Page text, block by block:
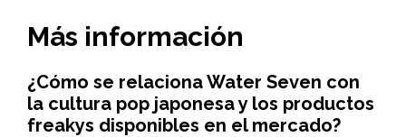
Más información
¿Cómo se relaciona Water Seven con
la cultura pop japonesa y los productos
freakys disponibles en el mercado?